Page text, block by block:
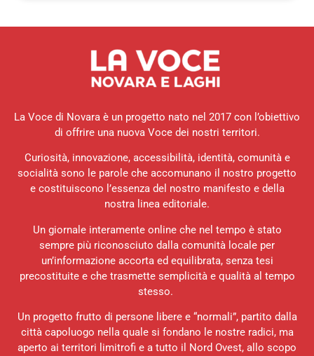
La Voce di Novara è un progetto nato nel 2017 con l’obiettivo
di offrire una nuova Voce dei nostri territori.
Curiosità, innovazione, accessibilità, identità, comunità e
socialità sono le parole che accomunano il nostro progetto
e costituiscono l’essenza del nostro manifesto e della
nostra linea editoriale.
Un giornale interamente online che nel tempo è stato
sempre più riconosciuto dalla comunità locale per
un’informazione accorta ed equilibrata, senza tesi
precostituite e che trasmette semplicità e qualità al tempo
stesso.
Un progetto frutto di persone libere e “normali”, partito dalla
città capoluogo nella quale si fondano le nostre radici, ma
aperto ai territori limitrofi e a tutto il Nord Ovest, allo scopo